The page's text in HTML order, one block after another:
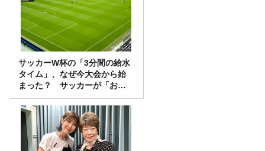
サッカーW杯の「3分間の給水
タイム」、なぜ今大会から始
まった？ サッカーが「お
金」に変わる仕組み